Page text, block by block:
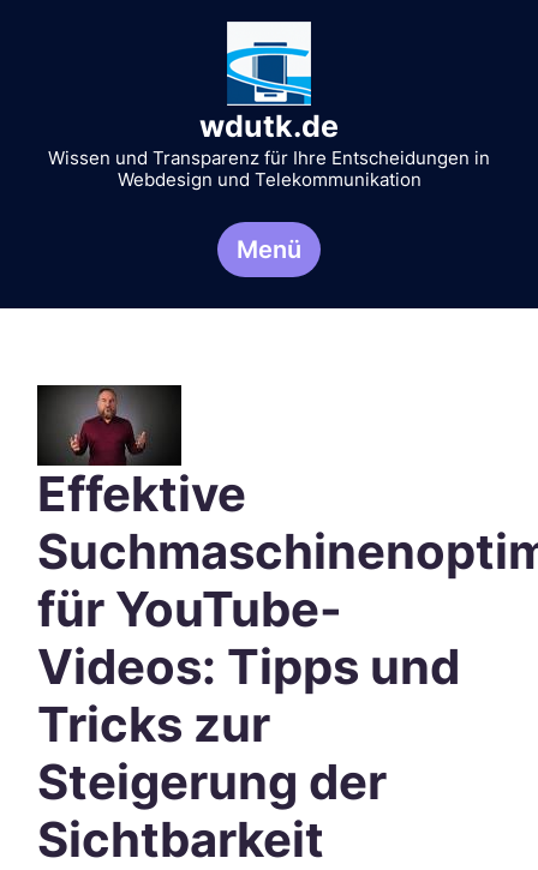
wdutk.de
Wissen und Transparenz für Ihre Entscheidungen in
Webdesign und Telekommunikation
Menü
Effektive
für YouTube-
Videos: Tipps und
Tricks zur
Steigerung der
Sichtbarkeit